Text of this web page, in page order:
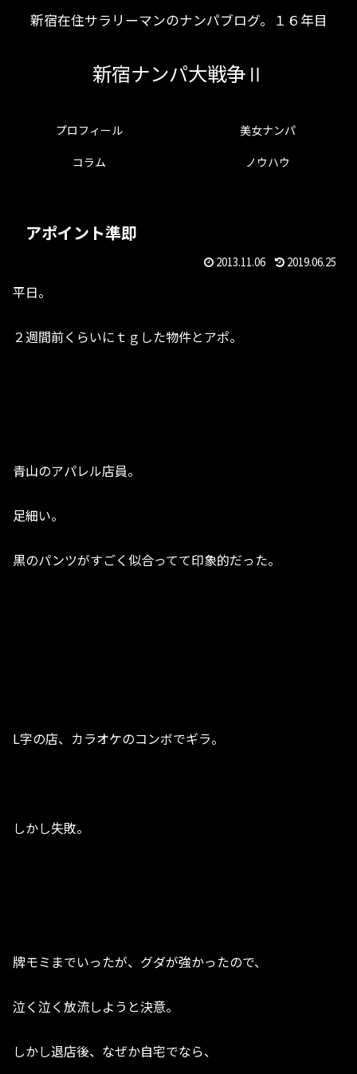
新宿在住サラリーマンのナンパブログ。１６年目
新宿ナンパ大戦争Ⅱ
プロフィール
美女ナンパ
コラム
ノウハウ
アポイント準即
2013.11.06 2019.06.25
平日。
２週間前くらいにｔｇした物件とアポ。
青山のアパレル店員。
足細い。
黒のパンツがすごく似合ってて印象的だった。
L字の店、カラオケのコンボでギラ。
しかし失敗。
牌モミまでいったが、グダが強かったので、
泣く泣く放流しようと決意。
しかし退店後、なぜか自宅でなら、